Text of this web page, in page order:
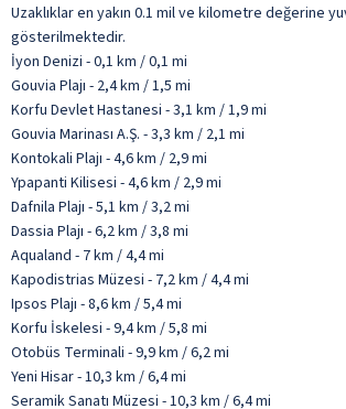
Uzaklıklar en yakın 0.1 mil ve kilometre değerine
gösterilmektedir.
İyon Denizi - 0,1 km / 0,1 mi
Gouvia Plajı - 2,4 km / 1,5 mi
Korfu Devlet Hastanesi - 3,1 km / 1,9 mi
Gouvia Marinası A.Ş. - 3,3 km / 2,1 mi
Kontokali Plajı - 4,6 km / 2,9 mi
Ypapanti Kilisesi - 4,6 km / 2,9 mi
Dafnila Plajı - 5,1 km / 3,2 mi
Dassia Plajı - 6,2 km / 3,8 mi
Aqualand - 7 km / 4,4 mi
Kapodistrias Müzesi - 7,2 km / 4,4 mi
Ipsos Plajı - 8,6 km / 5,4 mi
Korfu İskelesi - 9,4 km / 5,8 mi
Otobüs Terminali - 9,9 km / 6,2 mi
Yeni Hisar - 10,3 km / 6,4 mi
Seramik Sanatı Müzesi - 10,3 km / 6,4 mi